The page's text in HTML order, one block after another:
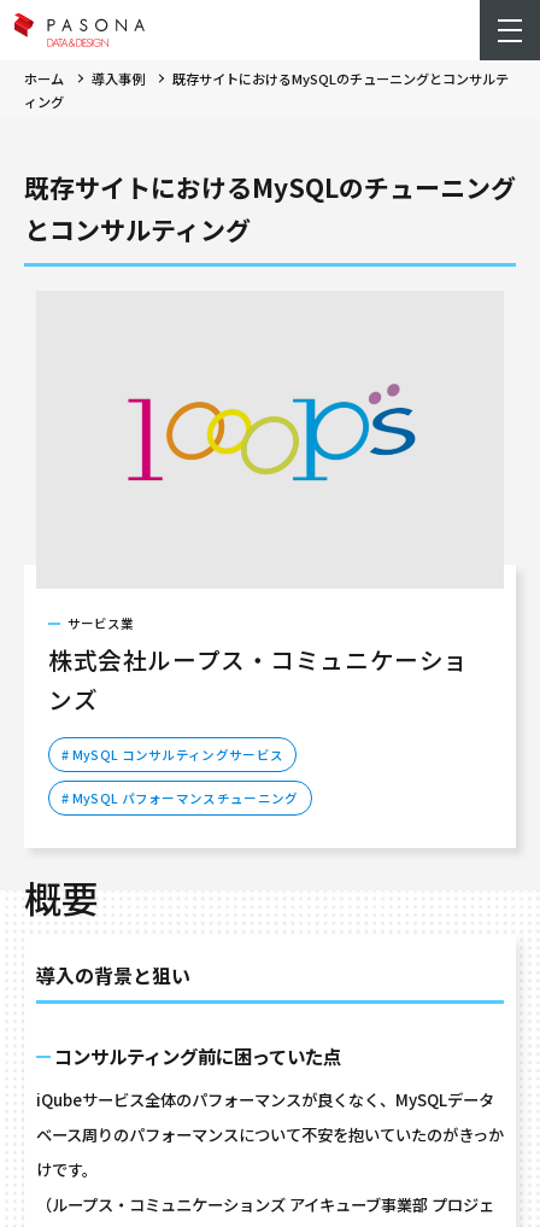
ホーム 導入事例
既存サイトにおけるMySQLのチューニングとコンサルテ
ィング
既存サイトにおけるMySQLのチューニング
とコンサルティング
株式会社ループス・コミュニケーショ
ンズ
サービス業
# MySQL コンサルティングサービス
# MySQL パフォーマンスチューニング
概要
導入の背景と狙い
コンサルティング前に困っていた点
iQubeサービス全体のパフォーマンスが良くなく、MySQLデータ
ベース周りのパフォーマンスについて不安を抱いていたのがきっか
けです。
（ループス・コミュニケーションズ アイキューブ事業部 プロジェ